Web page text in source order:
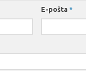
E-pošta *